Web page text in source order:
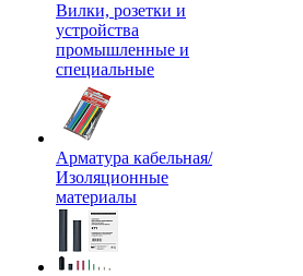
Вилки, розетки и
устройства
промышленные и
специальные
Арматура кабельная/
Изоляционные
материалы